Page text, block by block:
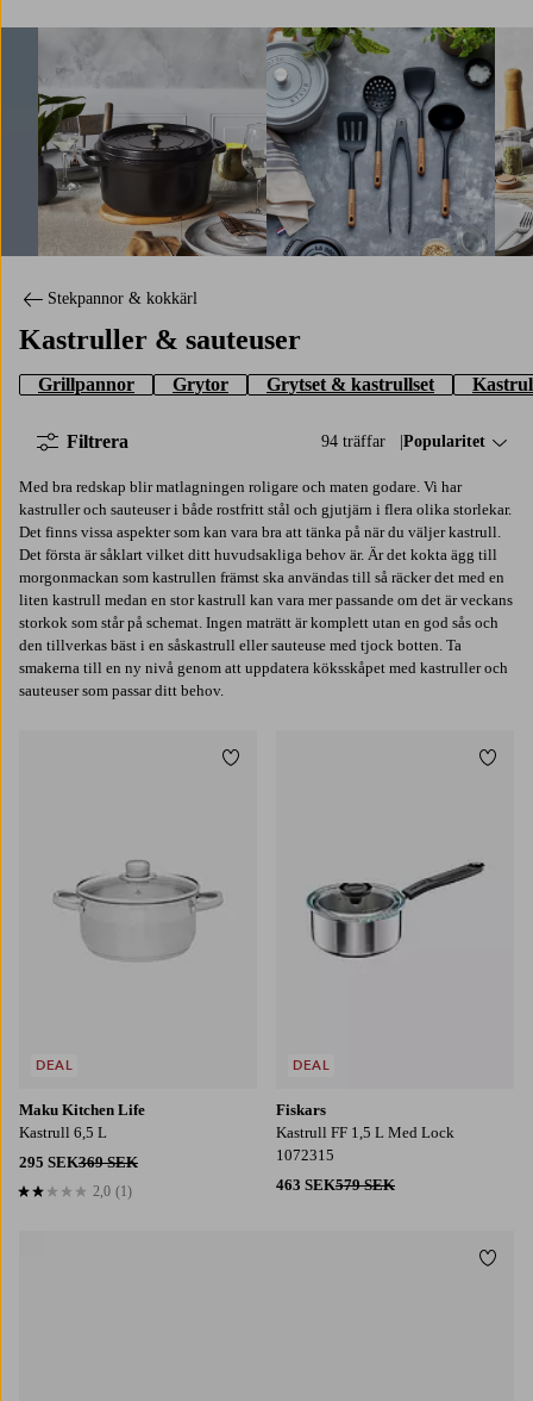
Staub
Stekpannor & kokkärl
Kastruller & sauteuser
Grillpannor Grytor Grytset & kastrullset
94 träffar Sortera på:
Popularitet
Filtrera
Med bra redskap blir matlagningen roligare och maten godare. Vi har
kastruller och sauteuser i både rostfritt stål och gjutjärn i flera olika storlekar.
Det finns vissa aspekter som kan vara bra att tänka på när du väljer kastrull.
Det första är såklart vilket ditt huvudsakliga behov är. Är det kokta ägg till
morgonmackan som kastrullen främst ska användas till så räcker det med en
liten kastrull medan en stor kastrull kan vara mer passande om det är veckans
storkok som står på schemat. Ingen maträtt är komplett utan en god sås och
den tillverkas bäst i en såskastrull eller sauteuse med tjock botten. Ta
smakerna till en ny nivå genom att uppdatera köksskåpet med kastruller och
sauteuser som passar ditt behov.
Maku Kitchen Life
Kastrull 6,5 L
295 SEK369 SEK
2,0 baserat på 1 st betyg
2,0 (1)
DEAL
Lägg till i favoriter
Fiskars
Kastrull FF 1,5 L Med Lock
1072315
463 SEK579 SEK
DEAL